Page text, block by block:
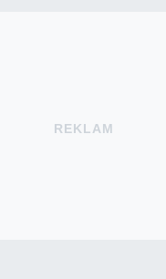
REKLAM